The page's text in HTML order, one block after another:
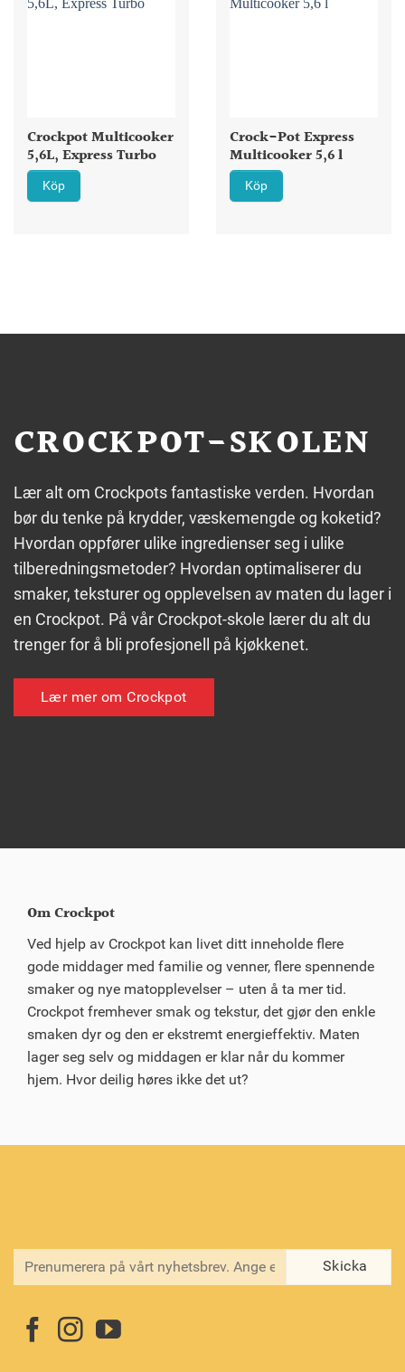
Crockpot Multicooker
5,6L, Express Turbo
Köp
Crock-Pot Express
Multicooker 5,6 l
Köp
CROCKPOT-SKOLEN
Lær alt om Crockpots fantastiske verden. Hvordan
bør du tenke på krydder, væskemengde og koketid?
Hvordan oppfører ulike ingredienser seg i ulike
tilberedningsmetoder? Hvordan optimaliserer du
smaker, teksturer og opplevelsen av maten du lager i
en Crockpot. På vår Crockpot-skole lærer du alt du
trenger for å bli profesjonell på kjøkkenet.
Lær mer om Crockpot
Om Crockpot
Ved hjelp av Crockpot kan livet ditt inneholde flere
gode middager med familie og venner, flere spennende
smaker og nye matopplevelser – uten å ta mer tid.
Crockpot fremhever smak og tekstur, det gjør den enkle
smaken dyr og den er ekstremt energieffektiv. Maten
lager seg selv og middagen er klar når du kommer
hjem. Hvor deilig høres ikke det ut?